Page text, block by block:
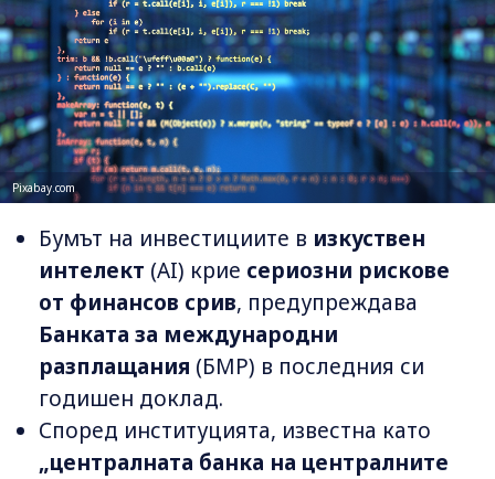
Pixabay.com
Бумът на инвестициите в изкуствен
интелект (AI) крие сериозни рискове
от финансов срив, предупреждава
Банката за международни
разплащания (БМР) в последния си
годишен доклад.
Според институцията, известна като
„централната банка на централните